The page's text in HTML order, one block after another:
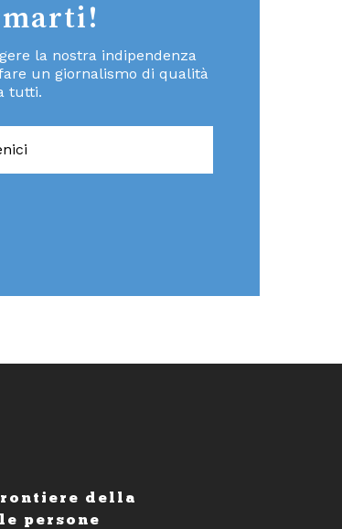
la nostra indipendenza
un giornalismo di qualità
tutti.
della
persone